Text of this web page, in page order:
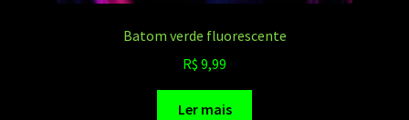
Batom verde fluorescente
R$ 9,99
Ler mais